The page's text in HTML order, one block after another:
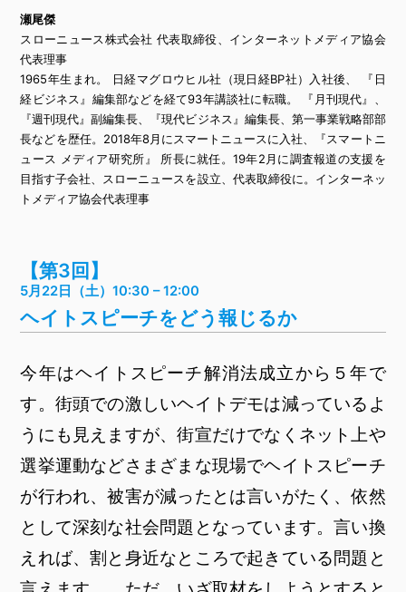
瀬尾傑
スローニュース株式会社 代表取締役、インターネットメディア協会
代表理事
1965年生まれ。 日経マグロウヒル社（現日経BP社）入社後、 『日
経ビジネス』編集部などを経て93年講談社に転職。 『月刊現代』、
『週刊現代』副編集長、『現代ビジネス』編集長、第一事業戦略部部
長などを歴任。2018年8月にスマートニュースに入社、『スマートニ
ュース メディア研究所』 所長に就任。19年2月に調査報道の支援を
目指す子会社、スローニュースを設立、代表取締役に。インターネッ
トメディア協会代表理事
【第3回】
5月22日（土）10:30 – 12:00
ヘイトスピーチをどう報じるか
今年はヘイトスピーチ解消法成立から５年で
す。街頭での激しいヘイトデモは減っているよ
うにも見えますが、街宣だけでなくネット上や
選挙運動などさまざまな現場でヘイトスピーチ
が行われ、被害が減ったとは言いがたく、依然
として深刻な社会問題となっています。言い換
えれば、割と身近なところで起きている問題と